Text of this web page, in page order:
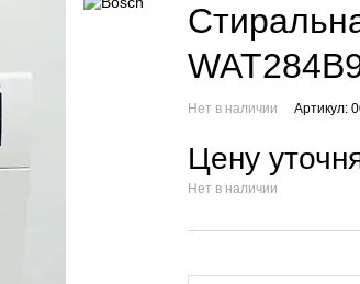
Нет в наличии Артикул:
Цену
Нет в наличии